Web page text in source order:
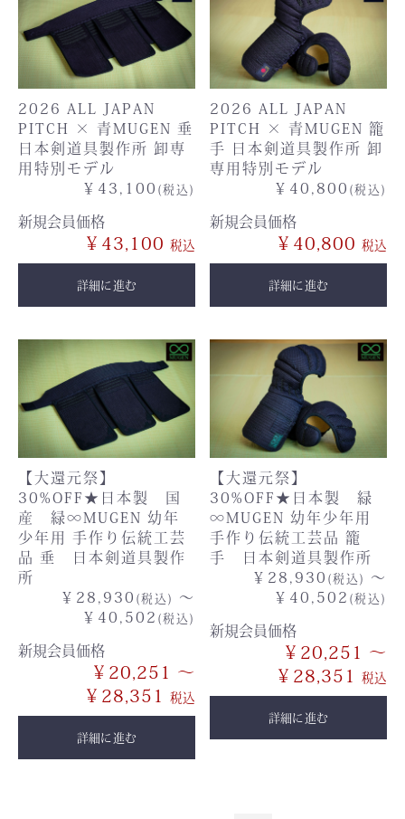
2026 ALL JAPAN
PITCH × 青MUGEN 垂
日本剣道具製作所 卸専
用特別モデル
￥43,100 (税込)
新規会員価格
￥43,100
詳細に進む
2026 ALL JAPAN
PITCH × 青MUGEN 籠
手 日本剣道具製作所 卸
専用特別モデル
￥40,800 (税込)
新規会員価格
￥40,800
詳細に進む
【大還元祭】
30%OFF★日本製 国
産 緑∞MUGEN 幼年
少年用 手作り伝統工芸
品 垂 日本剣道具製作
所
￥28,930 (税込) ～
￥40,502 (税込)
新規会員価格
￥20,251 ～
￥28,351
詳細に進む
【大還元祭】
30%OFF★日本製 緑
∞MUGEN 幼年少年用
手作り伝統工芸品 籠
手 日本剣道具製作所
￥28,930 (税込) ～
￥40,502 (税込)
新規会員価格
￥20,251 ～
￥28,351
詳細に進む